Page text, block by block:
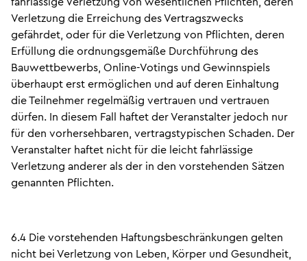
Verletzung die Erreichung des Vertragszwecks
gefährdet, oder für die Verletzung von Pflichten, deren
Erfüllung die ordnungsgemäße Durchführung des
Bauwettbewerbs, Online-Votings und Gewinnspiels
überhaupt erst ermöglichen und auf deren Einhaltung
die Teilnehmer regelmäßig vertrauen und vertrauen
dürfen. In diesem Fall haftet der Veranstalter jedoch nur
für den vorhersehbaren, vertragstypischen Schaden. Der
Veranstalter haftet nicht für die leicht fahrlässige
Verletzung anderer als der in den vorstehenden Sätzen
genannten Pflichten.
6.4 Die vorstehenden Haftungsbeschränkungen gelten
nicht bei Verletzung von Leben, Körper und Gesundheit,